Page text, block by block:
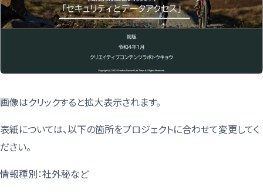
画像はクリックすると拡大表示されます。
表紙については、以下の箇所をプロジェクトに合わせて変更してく
ださい。
情報種別：社外秘など